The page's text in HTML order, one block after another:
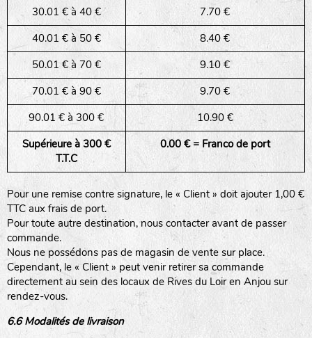
30.01 € à 40 €
7.70 €
40.01 € à 50 €
8.40 €
50.01 € à 70 €
9.10 €
70.01 € à 90 €
9.70 €
90.01 € à 300 €
10.90 €
Supérieure à 300 €
T.T.C
0.00 € = Franco de port
Pour une remise contre signature, le « Client » doit ajouter 1,00 €
TTC aux frais de port.
Pour toute autre destination, nous contacter avant de passer
commande.
Nous ne possédons pas de magasin de vente sur place.
Cependant, le « Client » peut venir retirer sa commande
directement au sein des locaux de Rives du Loir en Anjou sur
rendez-vous.
6.6 Modalités de livraison